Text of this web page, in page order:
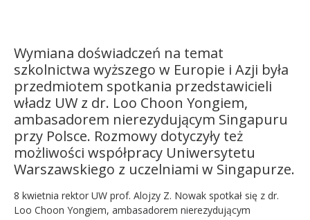
Absolwent
Wymiana doświadczeń na temat
szkolnictwa wyższego w Europie i Azji była
przedmiotem spotkania przedstawicieli
władz UW z dr. Loo Choon Yongiem,
ambasadorem nierezydującym Singapuru
przy Polsce. Rozmowy dotyczyły też
możliwości współpracy Uniwersytetu
Warszawskiego z uczelniami w Singapurze.
8 kwietnia rektor UW prof. Alojzy Z. Nowak spotkał się z dr.
Loo Choon Yongiem, ambasadorem nierezydującym